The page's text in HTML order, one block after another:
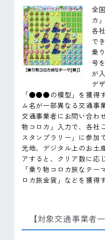
全
カ
各
で
乗
号
が
デ
「●●●の模型」を獲得
ム名が一部異なる交通事
交通事業者にお問い合わ
物コロカ」入力で、各社
スタンプラリー」に参加
光地、デジタル上のお土
アすると、クリア数に応
「乗り物コロカ旅なテ
ロカ旅金貨」などを獲得
【対象交通事業者